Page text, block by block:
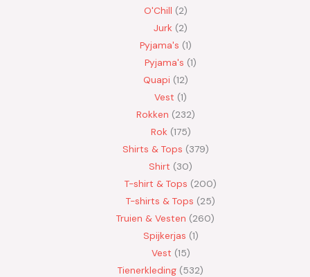
O'Chill 2
Jurk 2
Pyjama's 1
Pyjama's 1
Quapi 12
Vest 1
Rokken 232
Rok 175
Shirts & Tops 379
Shirt
30
T-shirt & Tops
200
T-shirts & Tops
25
Truien & Vesten
260
Spijkerjas 1
Vest 15
Tienerkleding 532